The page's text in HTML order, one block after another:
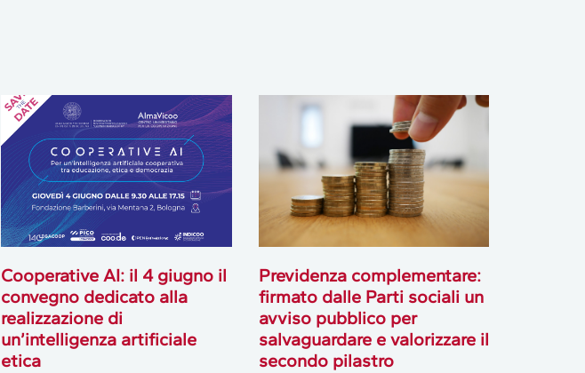
Cooperative AI: il 4 giugno il
convegno dedicato alla
realizzazione di
un’intelligenza artificiale
etica
Previdenza complementare:
firmato dalle Parti sociali un
avviso pubblico per
salvaguardare e valorizzare il
secondo pilastro